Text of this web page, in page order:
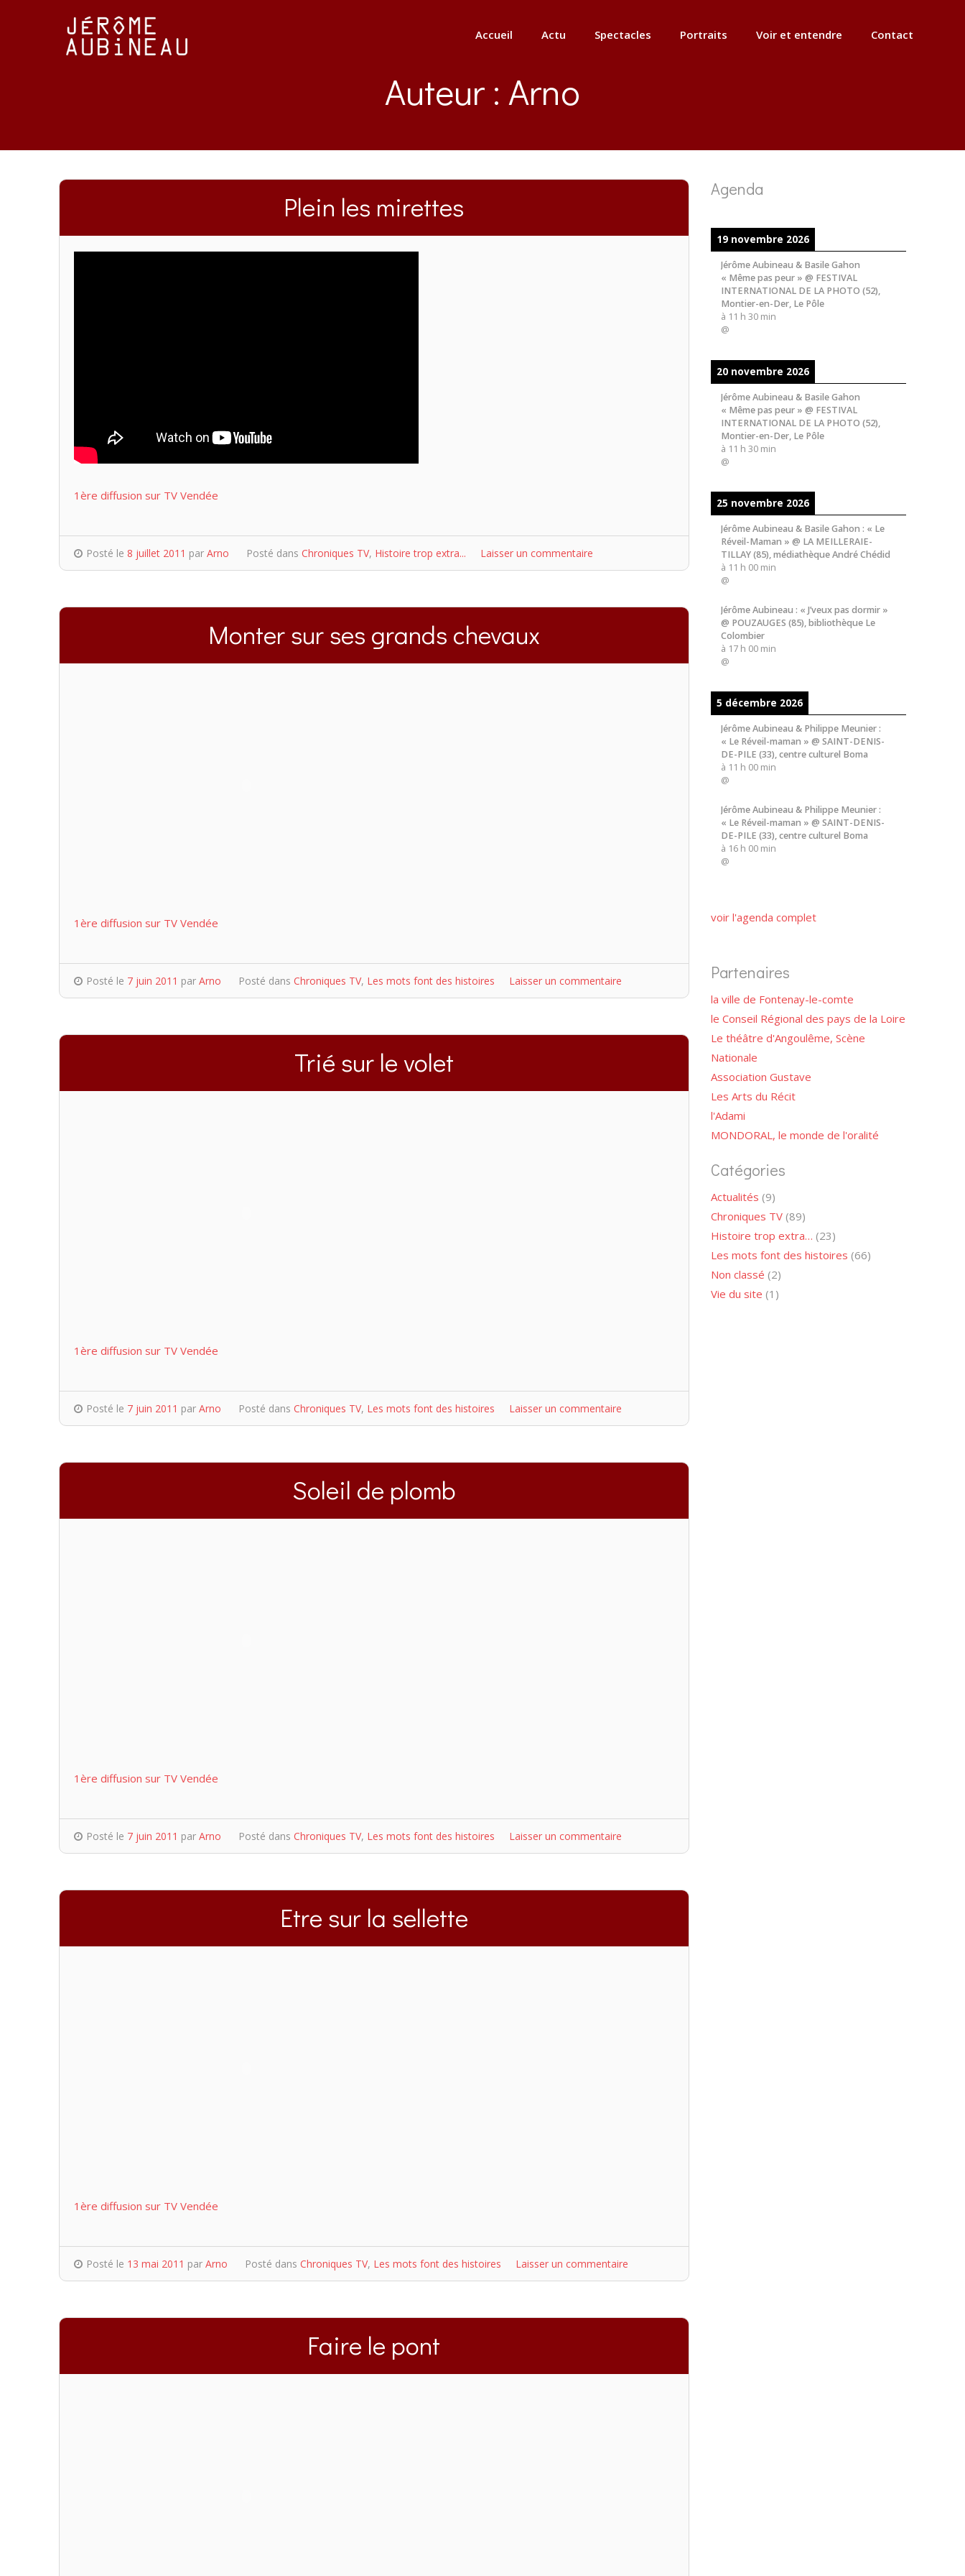
Accueil Actu Spectacles Portraits Voir et entendre Contact
Auteur : Arno
Plein les mirettes
1ère diffusion sur TV Vendée
Posté le 8 juillet 2011 par Arno Posté dans Chroniques TV, Histoire trop extra... Laisser un commentaire
Monter sur ses grands chevaux
1ère diffusion sur TV Vendée
Posté le 7 juin 2011 par Arno Posté dans Chroniques TV, Les mots font des histoires Laisser un commentaire
Trié sur le volet
1ère diffusion sur TV Vendée
Posté le 7 juin 2011 par Arno Posté dans Chroniques TV, Les mots font des histoires Laisser un commentaire
Soleil de plomb
1ère diffusion sur TV Vendée
Posté le 7 juin 2011 par Arno Posté dans Chroniques TV, Les mots font des histoires Laisser un commentaire
Etre sur la sellette
1ère diffusion sur TV Vendée
Posté le 13 mai 2011 par Arno Posté dans Chroniques TV, Les mots font des histoires Laisser un commentaire
Faire le pont
Agenda
19 novembre 2026
Jérôme Aubineau & Basile Gahon
« Même pas peur » @ FESTIVAL
INTERNATIONAL DE LA PHOTO (52),
Montier-en-Der, Le Pôle
à 11 h 30 min
@
20 novembre 2026
Jérôme Aubineau & Basile Gahon
« Même pas peur » @ FESTIVAL
INTERNATIONAL DE LA PHOTO (52),
Montier-en-Der, Le Pôle
à 11 h 30 min
@
25 novembre 2026
Jérôme Aubineau & Basile Gahon : « Le
Réveil-Maman » @ LA MEILLERAIE-
TILLAY (85), médiathèque André Chédid
à 11 h 00 min
@
Jérôme Aubineau : « J’veux pas dormir »
@ POUZAUGES (85), bibliothèque Le
Colombier
à 17 h 00 min
@
5 décembre 2026
Jérôme Aubineau & Philippe Meunier :
« Le Réveil-maman » @ SAINT-DENIS-
DE-PILE (33), centre culturel Boma
à 11 h 00 min
@
Jérôme Aubineau & Philippe Meunier :
« Le Réveil-maman » @ SAINT-DENIS-
DE-PILE (33), centre culturel Boma
à 16 h 00 min
@
voir l'agenda complet
Partenaires
la ville de Fontenay-le-comte
le Conseil Régional des pays de la Loire
Le théâtre d'Angoulême, Scène
Nationale
Association Gustave
Les Arts du Récit
l'Adami
MONDORAL, le monde de l'oralité
Catégories
Actualités (9)
Chroniques TV(89)
Histoire trop extra… (23)
Les mots font des histoires (66)
Non classé (2)
Vie du site (1)